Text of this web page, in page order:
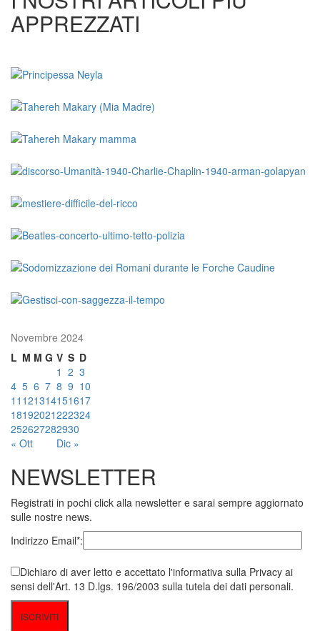
APPREZZATI
Novembre 2024
L M M G V S D
« Ott Dic »
1 2 3
4 5 6 7 8 9 10
11 121314151617
18192021222324
252627282930
NEWSLETTER
Registrati in pochi click alla newsletter e sarai sempre aggiornato
sulle nostre news.
Indirizzo Email*:
Dichiaro di aver letto e accettato l'informativa sulla Privacy ai
sensi dell'Art. 13 D.lgs. 196/2003 sulla tutela dei dati personali.